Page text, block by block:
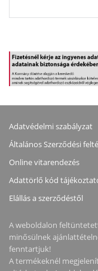
Adatvédelmi szabályzat
Általános Szerződési
Online vitarendezés
Adattörlő kód
Elállás a szerződéstől
A weboldalon
minősülnek
fenntartjuk!
A termékeknél